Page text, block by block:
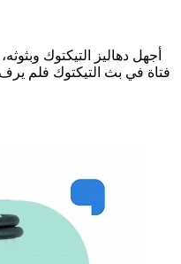
فتاة في بث التيكتوك فلم